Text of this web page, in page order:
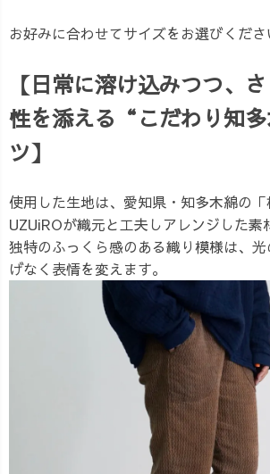
お好みに合わせてサイズをお選びくださ
【日常に溶け込みつつ、
性を添える“こだわり知
ツ】
使用した生地は、愛知県・知多木綿の「
UZUiROが織元と工夫しアレンジした素
独特のふっくら感のある織り模様は、光
げなく表情を変えます。